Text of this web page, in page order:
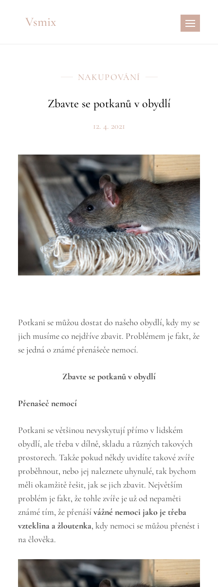
Vsmix
NAKUPOVÁNÍ
Zbavte se potkanů v obydlí
12. 4. 2021
Potkani se můžou dostat do našeho obydlí, kdy my se
jich musíme co nejdříve zbavit. Problémem je fakt, že
se jedná o známé přenášeče nemocí.
Zbavte se potkanů v obydlí
Přenašeč nemocí
Potkani se většinou nevyskytují přímo v lidském
obydlí, ale třeba v dílně, skladu a různých takových
prostorech. Takže pokud někdy uvidíte takové zvíře
proběhnout, nebo jej naleznete uhynulé, tak bychom
měli okamžitě řešit, jak se jich zbavit. Největším
problém je fakt, že tohle zvíře je už od nepaměti
známé tím, že přenášívážné nemoci jako je třeba
vzteklina a žloutenka, kdy nemoci se můžou přenést i
na člověka.